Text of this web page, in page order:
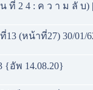
2 4 : ค ว า ม ลั บ) |
(หน้าที่27) 30/01/
อัพ 14.08.20}